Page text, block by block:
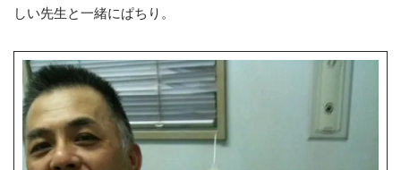
しい先生と一緒にぱちり。